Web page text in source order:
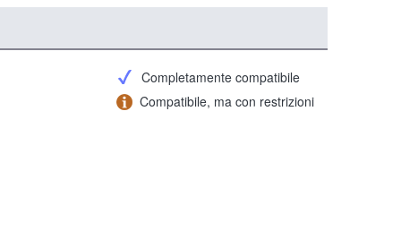
Completamente compatibile
Compatibile, ma con restrizioni